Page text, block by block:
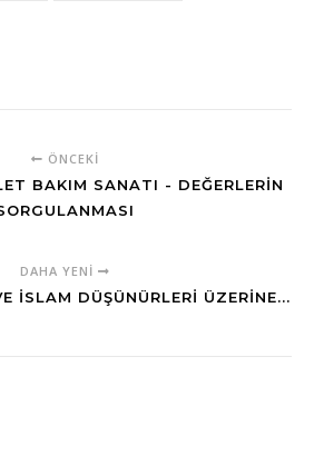
ÖNCEKI
BAKIM SANATI - DEĞERLERIN
DAHA YENI
İSLAM DÜŞÜNÜRLERI ÜZERINE...